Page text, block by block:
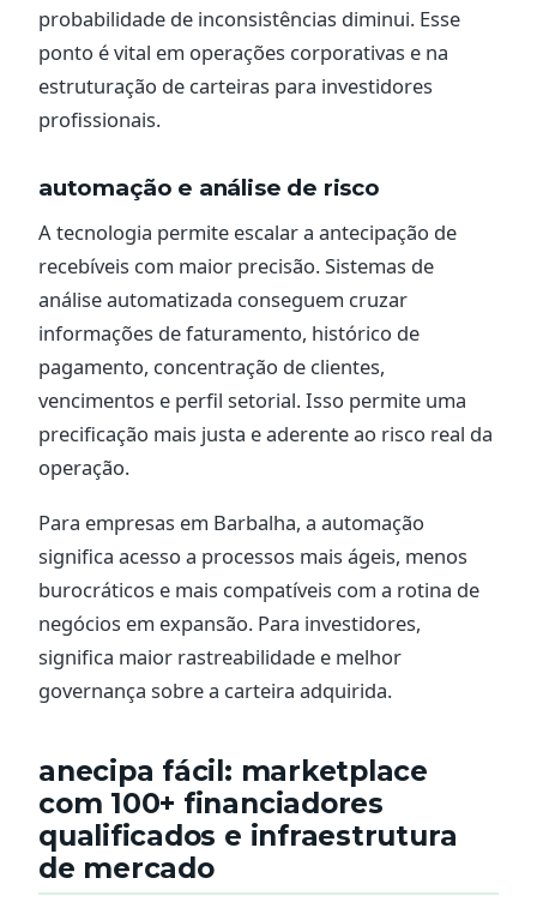
probabilidade de inconsistências diminui. Esse
ponto é vital em operações corporativas e na
estruturação de carteiras para investidores
profissionais.
automação e análise de risco
A tecnologia permite escalar a antecipação de
recebíveis com maior precisão. Sistemas de
análise automatizada conseguem cruzar
informações de faturamento, histórico de
pagamento, concentração de clientes,
vencimentos e perfil setorial. Isso permite uma
precificação mais justa e aderente ao risco real da
operação.
Para empresas em Barbalha, a automação
significa acesso a processos mais ágeis, menos
burocráticos e mais compatíveis com a rotina de
negócios em expansão. Para investidores,
significa maior rastreabilidade e melhor
governança sobre a carteira adquirida.
anecipa fácil: marketplace
com 100+ financiadores
qualificados e infraestrutura
de mercado